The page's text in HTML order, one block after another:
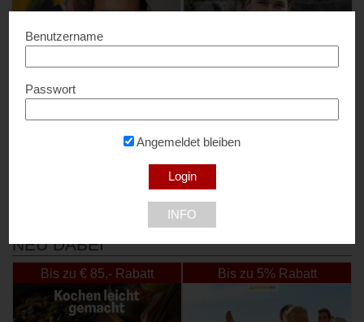
S.Martin – limitierte
Kunstdrucke
S.Martin Photography &
Video
15% Rabatt...
NEU DABEI
Bis zu € 85,- Rabatt Bis zu 5% Rabatt
Benutzername
Passwort
Angemeldet bleiben
INFO